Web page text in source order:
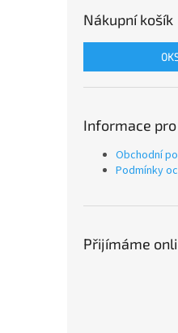
Nákupní košík
0
Informace pro
Obchodní
Podmínky
Přijímáme